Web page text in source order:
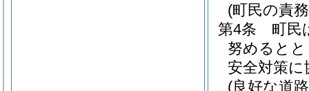
(町民の責
第4条
町民
努めると
安全対策
(良好な道